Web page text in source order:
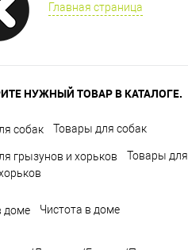
Главная страница
НУЖНЫЙ ТОВАР В КАТАЛОГЕ.
Товары для собак
Товары для
Чистота в доме